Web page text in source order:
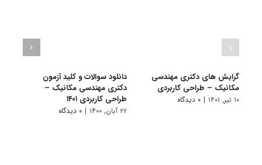
گرایش های دکتری مهندسی
مکانیک – طراحی کاربردی
۱۰ تیر, ۱۴۰۱ | ۰ دیدگاه
دانلود سوالات و کلید آزمون
دکتری مهندسی مکانیک –
طراحی کاربردی ۱۴۰۱
۲۲ آبان, ۱۴۰۰ | ۰ دیدگاه